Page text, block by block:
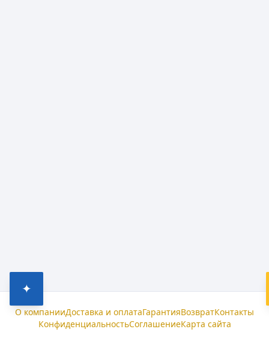
✦
О компанииДоставка и оплатаГарантияВозвратКонтакты
КонфиденциальностьСоглашениеКарта сайта